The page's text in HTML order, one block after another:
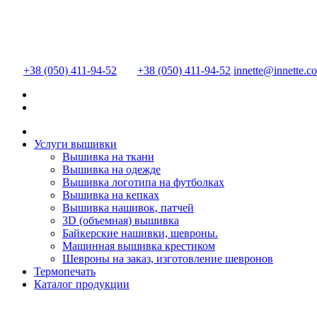
+38 (050) 411-94-52 +38 (050) 411-94-52
Услуги вышивки
Вышивка на ткани
Вышивка на одежде
Вышивка логотипа на футболках
Вышивка на кепках
Вышивка нашивок, патчей
3D (объемная) вышивка
Байкерские нашивки, шевроны.
Машинная вышивка крестиком
Шевроны на заказ, изготовление шевронов
Термопечать
Каталог продукции